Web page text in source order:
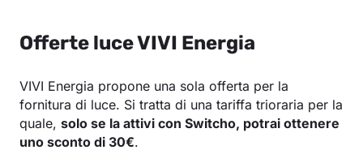
Offerte luce VIVI Energia
VIVI Energia propone una sola offerta per la
fornitura di luce. Si tratta di una tariffa trioraria per la
quale, solo se la attivi con Switcho, potrai ottenere
uno sconto di 30€.